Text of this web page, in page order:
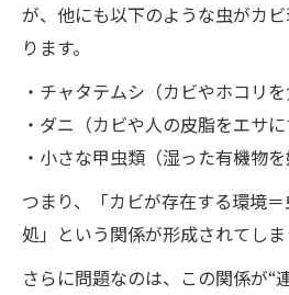
が、他にも以下のような虫がカ
ります。
・チャタテムシ（カビやホコリを
・ダニ（カビや人の皮脂をエサに
・小さな甲虫類（湿った有機物を
つまり、「カビが存在する環境
処」という関係が形成されてしま
さらに問題なのは、この関係が“